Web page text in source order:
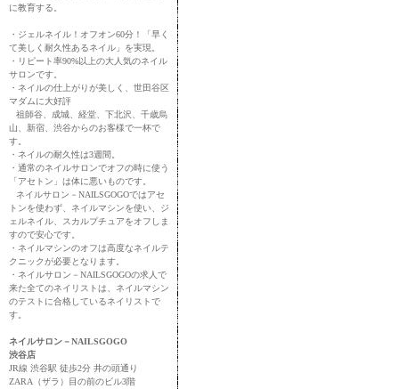
に教育する。
・ジェルネイル！オフオン60分！「早く
て美しく耐久性あるネイル」を実現。
・リピート率90%以上の大人気のネイル
サロンです。
・ネイルの仕上がりが美しく、世田谷区
マダムに大好評
祖師谷、成城、経堂、下北沢、千歳烏
山、新宿、渋谷からのお客様で一杯で
す。
・ネイルの耐久性は3週間。
・通常のネイルサロンでオフの時に使う
「アセトン」は体に悪いものです。
ネイルサロン－NAILSGOGOではアセ
トンを使わず、ネイルマシンを使い、ジ
ェルネイル、スカルプチュアをオフしま
すので安心です。
・ネイルマシンのオフは高度なネイルテ
クニックが必要となります。
・ネイルサロン－NAILSGOGOの求人で
来た全てのネイリストは、ネイルマシン
のテストに合格しているネイリストで
す。
ネイルサロン－NAILSGOGO
渋谷店
JR線 渋谷駅 徒歩2分 井の頭通り
ZARA（ザラ）目の前のビル3階